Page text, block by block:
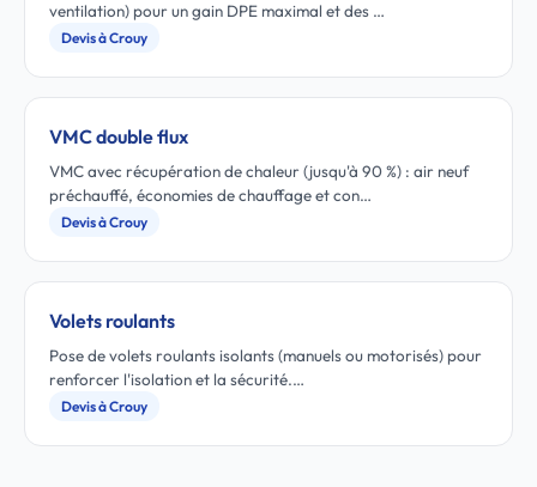
ventilation) pour un gain DPE maximal et des …
Devis à Crouy
VMC double flux
VMC avec récupération de chaleur (jusqu'à 90 %) : air neuf
préchauffé, économies de chauffage et con…
Devis à Crouy
Volets roulants
Pose de volets roulants isolants (manuels ou motorisés) pour
renforcer l'isolation et la sécurité.…
Devis à Crouy